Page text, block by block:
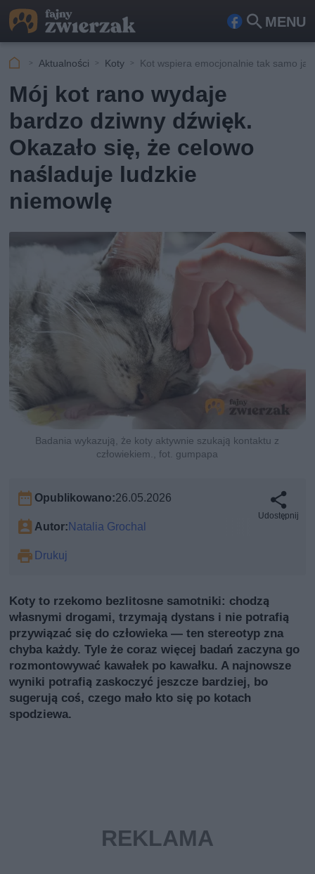
MENU
Fa
ook
Szu
kaj
Aktualności Koty Kot wspiera emocjonalnie tak samo jak
Mój kot rano wydaje
bardzo dziwny dźwięk.
Okazało się, że celowo
naśladuje ludzkie
niemowlę
Badania wykazują, że koty aktywnie szukają kontaktu z
człowiekiem., fot. gumpapa
Opublikowano:26.05.2026
Autor:Natalia Grochal
Drukuj
Udostępnij
Koty to rzekomo bezlitosne samotniki: chodzą
własnymi drogami, trzymają dystans i nie potrafią
przywiązać się do człowieka — ten stereotyp zna
chyba każdy. Tyle że coraz więcej badań zaczyna go
rozmontowywać kawałek po kawałku. A najnowsze
wyniki potrafią zaskoczyć jeszcze bardziej, bo
sugerują coś, czego mało kto się po kotach
spodziewa.